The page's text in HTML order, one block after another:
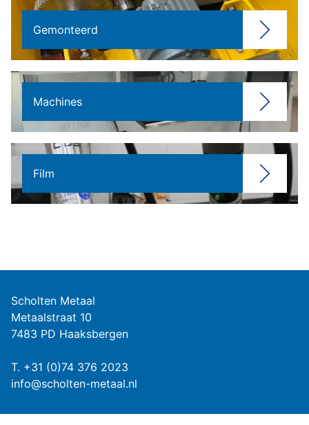
Gemonteerd
Machines
Film
Scholten Metaal
Metaalstraat 10
7483 PD Haaksbergen
T. +31 (0)74 376 2023
info@scholten-metaal.nl